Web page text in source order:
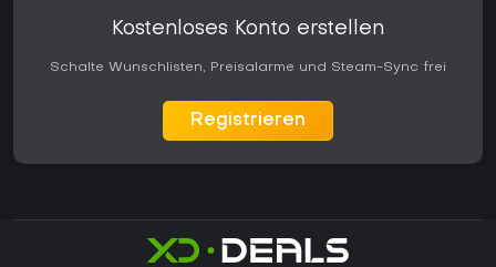
Kostenloses Konto erstellen
Schalte Wunschlisten, Preisalarme und Steam-Sync frei
Registrieren